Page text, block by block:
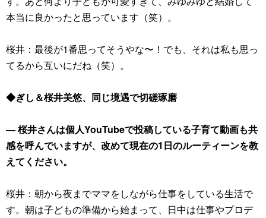
本当に良かったと思っています（笑）。
桜井：最後が1番思ってそうやな〜！でも、それは私も思っ
てるから互いにだね（笑）。
◆ぎし＆桜井美悠、同じ境遇で切磋琢磨
― 桜井さんは個人YouTubeで投稿している子育て動画も共
感を呼んでいますが、改めて現在の1日のルーティーンを教
えてください。
桜井：朝から夜までママをしながら仕事をしている生活で
す。朝は子どもの準備から始まって、日中は仕事やプロデ